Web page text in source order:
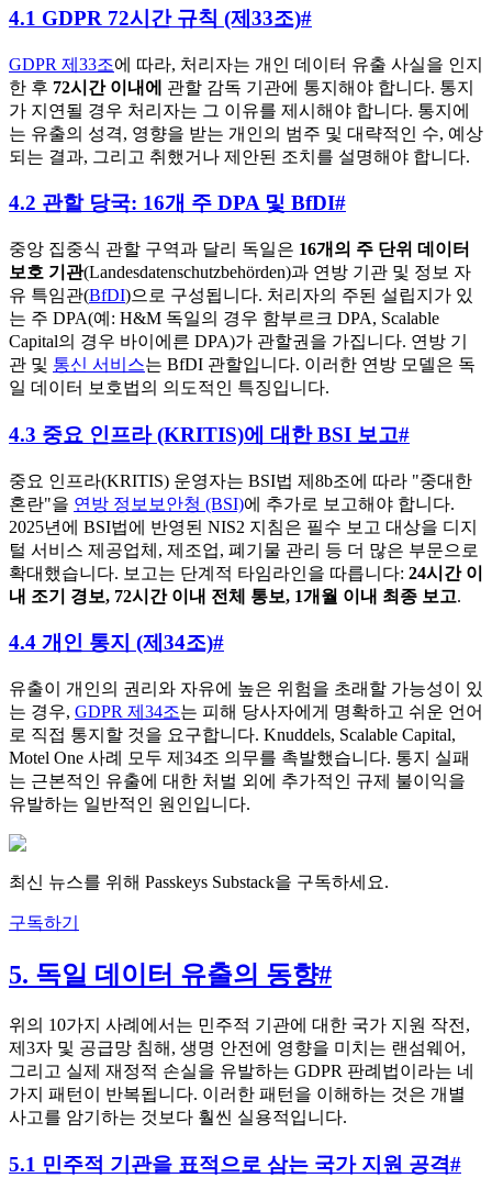
4.1 GDPR 72시간 규칙 (제33조)#
GDPR 제33조에 따라, 처리자는 개인 데이터 유출 사실을 인지
한 후 72시간 이내에
관할 감독 기관에 통지해야 합니다. 통지
가 지연될 경우 처리자는 그 이유를 제시해야 합니다. 통지에
는 유출의 성격, 영향을 받는 개인의 범주 및 대략적인 수, 예상
되는 결과, 그리고 취했거나 제안된 조치를 설명해야 합니다.
4.2 관할 당국: 16개 주 DPA 및 BfDI#
중앙 집중식 관할 구역과 달리 독일은 16개의 주 단위 데이터
보호 기관(Landesdatenschutzbehörden)과 연방 기관 및 정보 자
유 특임관(BfDI)으로 구성됩니다. 처리자의 주된 설립지가 있
는 주 DPA(예: H&M 독일의 경우 함부르크 DPA, Scalable
Capital의 경우 바이에른 DPA)가 관할권을 가집니다. 연방 기
관 및 통신 서비스는 BfDI 관할입니다. 이러한 연방 모델은 독
일 데이터 보호법의 의도적인 특징입니다.
4.3 중요 인프라 (KRITIS)에 대한 BSI 보고#
중요 인프라(KRITIS) 운영자는 BSI법 제8b조에 따라 "중대한
혼란"을 연방 정보보안청 (BSI)에 추가로 보고해야 합니다.
2025년에 BSI법에 반영된 NIS2 지침은 필수 보고 대상을 디지
털 서비스 제공업체, 제조업, 폐기물 관리 등 더 많은 부문으로
확대했습니다. 보고는 단계적 타임라인을 따릅니다: 24시간 이
내 조기 경보, 72시간 이내 전체 통보, 1개월 이내 최종 보고.
4.4 개인 통지 (제34조)#
유출이 개인의 권리와 자유에 높은 위험을 초래할 가능성이 있
는 경우, GDPR 제34조는 피해 당사자에게 명확하고 쉬운 언어
로 직접 통지할 것을 요구합니다. Knuddels, Scalable Capital,
Motel One 사례 모두 제34조 의무를 촉발했습니다. 통지 실패
는 근본적인 유출에 대한 처벌 외에 추가적인 규제 불이익을
유발하는 일반적인 원인입니다.
최신 뉴스를 위해 Passkeys Substack을 구독하세요.
구독하기
5. 독일 데이터 유출의 동향#
위의 10가지 사례에서는 민주적 기관에 대한 국가 지원 작전,
제3자 및 공급망 침해, 생명 안전에 영향을 미치는 랜섬웨어,
그리고 실제 재정적 손실을 유발하는 GDPR 판례법이라는 네
가지 패턴이 반복됩니다. 이러한 패턴을 이해하는 것은 개별
사고를 암기하는 것보다 훨씬 실용적입니다.
5.1 민주적 기관을 표적으로 삼는 국가 지원 공격#